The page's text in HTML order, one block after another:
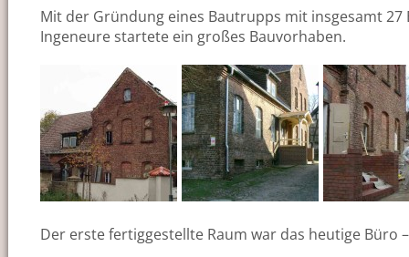
Mit der Gründung eines Bautrupps mit insgesamt
Ingeneure startete ein großes Bauvorhaben.
Der erste fertiggestellte Raum war das heutige Büro